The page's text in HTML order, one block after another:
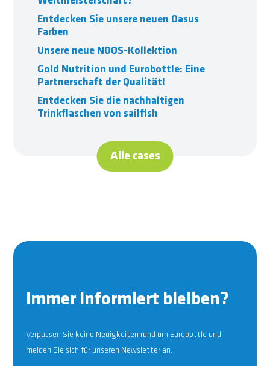
Entdecken Sie unsere neuen Oasus
Farben
Unsere neue NOOS-Kollektion
Gold Nutrition und Eurobottle: Eine
Partnerschaft der Qualität!
Entdecken Sie die nachhaltigen
Trinkflaschen von sailfish
Alle cases
Immer informiert bleiben?
Verpassen Sie keine Neuigkeiten rund um Eurobottle und
melden Sie sich für unseren Newsletter an.